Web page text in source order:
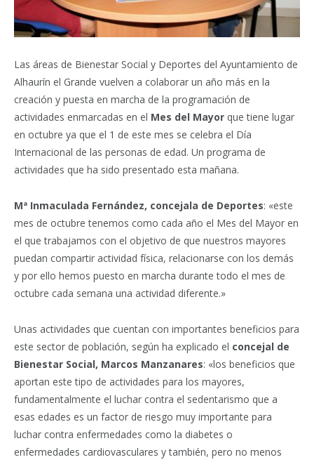
Las áreas de Bienestar Social y Deportes del Ayuntamiento de
Alhaurín el Grande vuelven a colaborar un año más en la
creación y puesta en marcha de la programación de
actividades enmarcadas en el Mes del Mayor que tiene lugar
en octubre ya que el 1 de este mes se celebra el Día
Internacional de las personas de edad. Un programa de
actividades que ha sido presentado esta mañana.
Mª Inmaculada Fernández, concejala de Deportes: «este
mes de octubre tenemos como cada año el Mes del Mayor en
el que trabajamos con el objetivo de que nuestros mayores
puedan compartir actividad física, relacionarse con los demás
y por ello hemos puesto en marcha durante todo el mes de
octubre cada semana una actividad diferente.»
Unas actividades que cuentan con importantes beneficios para
este sector de población, según ha explicado el concejal de
Bienestar Social, Marcos Manzanares: «los beneficios que
aportan este tipo de actividades para los mayores,
fundamentalmente el luchar contra el sedentarismo que a
esas edades es un factor de riesgo muy importante para
luchar contra enfermedades como la diabetes o
enfermedades cardiovasculares y también, pero no menos